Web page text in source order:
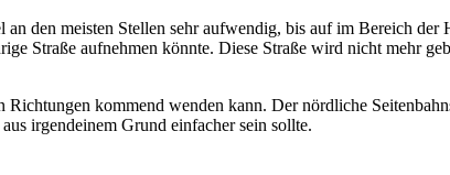
den meisten Stellen sehr aufwendig, bis auf im Bereich der
Straße aufnehmen könnte. Diese Straße wird nicht mehr
kommend wenden kann. Der nördliche
irgendeinem Grund einfacher sein sollte.